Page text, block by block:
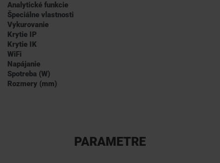
Analytické funkcie
Špeciálne vlastnosti
Vykurovanie
Krytie IP
Krytie IK
WiFi
Napájanie
Spotreba (W)
Rozmery (mm)
PARAMETRE